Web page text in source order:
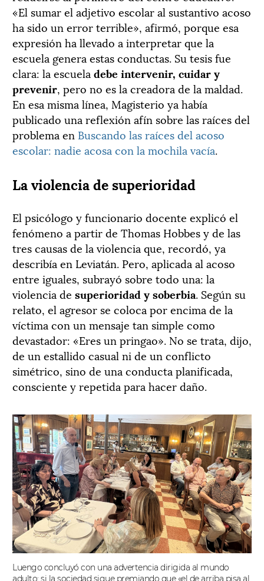
«El sumar el adjetivo escolar al sustantivo acoso
ha sido un error terrible», afirmó, porque esa
expresión ha llevado a interpretar que la
escuela genera estas conductas. Su tesis fue
clara: la escuela debe intervenir, cuidar y
prevenir, pero no es la creadora de la maldad.
En esa misma línea, Magisterio ya había
publicado una reflexión afín sobre las raíces del
problema en Buscando las raíces del acoso
escolar: nadie acosa con la mochila vacía.
La violencia de superioridad
El psicólogo y funcionario docente explicó el
fenómeno a partir de Thomas Hobbes y de las
tres causas de la violencia que, recordó, ya
describía en Leviatán. Pero, aplicada al acoso
entre iguales, subrayó sobre todo una: la
violencia de superioridad y soberbia. Según su
relato, el agresor se coloca por encima de la
víctima con un mensaje tan simple como
devastador: «Eres un pringao». No se trata, dijo,
de un estallido casual ni de un conflicto
simétrico, sino de una conducta planificada,
consciente y repetida para hacer daño.
Luengo concluyó con una advertencia dirigida al mundo
adulto: si la sociedad sigue premiando que «el de arriba pisa al